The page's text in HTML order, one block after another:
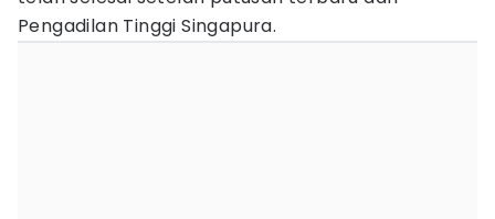
Pengadilan Tinggi Singapura.